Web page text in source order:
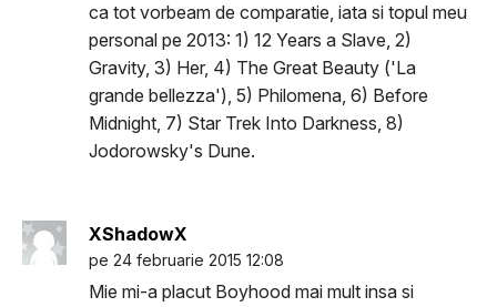
ca tot vorbeam de comparatie, iata si topul meu
personal pe 2013: 1) 12 Years a Slave, 2)
Gravity, 3) Her, 4) The Great Beauty ('La
grande bellezza'), 5) Philomena, 6) Before
Midnight, 7) Star Trek Into Darkness, 8)
Jodorowsky's Dune.
XShadowX
pe 24 februarie 2015 12:08
Mie mi-a placut Boyhood mai mult insa si